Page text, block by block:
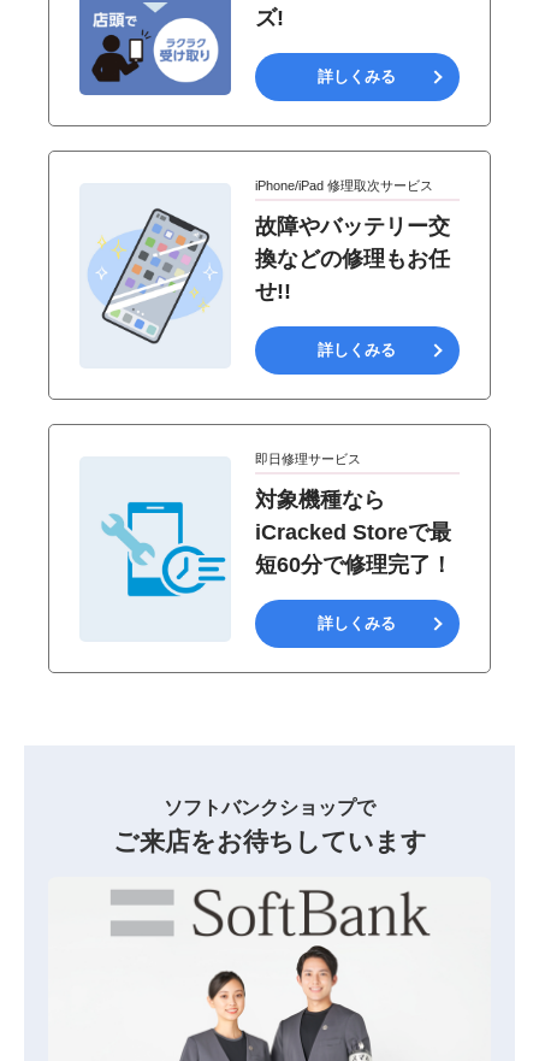
ズ!
詳しくみる
iPhone/iPad 修理取次サービス
故障やバッテリー交
換などの修理もお任
せ!!
詳しくみる
即日修理サービス
対象機種なら
iCracked Storeで最
短60分で修理完了！
詳しくみる
ソフトバンクショップで
ご来店をお待ちしています